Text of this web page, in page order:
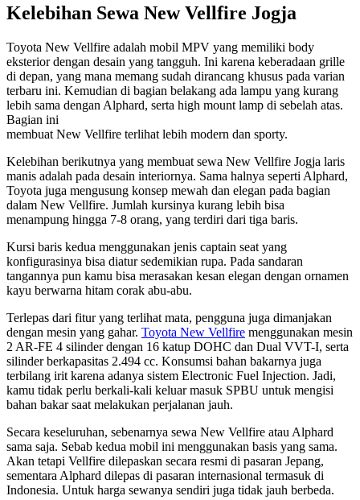
Kelebihan Sewa New Vellfire Jogja
Toyota New Vellfire adalah mobil MPV yang memiliki body
eksterior dengan desain yang tangguh. Ini karena keberadaan grille
di depan, yang mana memang sudah dirancang khusus pada varian
terbaru ini. Kemudian di bagian belakang ada lampu yang kurang
lebih sama dengan Alphard, serta high mount lamp di sebelah atas.
Bagian ini
membuat New Vellfire terlihat lebih modern dan sporty.
Kelebihan berikutnya yang membuat sewa New Vellfire Jogja laris
manis adalah pada desain interiornya. Sama halnya seperti Alphard,
Toyota juga mengusung konsep mewah dan elegan pada bagian
dalam New Vellfire. Jumlah kursinya kurang lebih bisa
menampung hingga 7-8 orang, yang terdiri dari tiga baris.
Kursi baris kedua menggunakan jenis captain seat yang
konfigurasinya bisa diatur sedemikian rupa. Pada sandaran
tangannya pun kamu bisa merasakan kesan elegan dengan ornamen
kayu berwarna hitam corak abu-abu.
Terlepas dari fitur yang terlihat mata, pengguna juga dimanjakan
dengan mesin yang gahar. Toyota New Vellfire menggunakan mesin
2 AR-FE 4 silinder dengan 16 katup DOHC dan Dual VVT-I, serta
silinder berkapasitas 2.494 cc. Konsumsi bahan bakarnya juga
terbilang irit karena adanya sistem Electronic Fuel Injection. Jadi,
kamu tidak perlu berkali-kali keluar masuk SPBU untuk mengisi
bahan bakar saat melakukan perjalanan jauh.
Secara keseluruhan, sebenarnya sewa New Vellfire atau Alphard
sama saja. Sebab kedua mobil ini menggunakan basis yang sama.
Akan tetapi Vellfire dilepaskan secara resmi di pasaran Jepang,
sementara Alphard dilepas di pasaran internasional termasuk di
Indonesia. Untuk harga sewanya sendiri juga tidak jauh berbeda.